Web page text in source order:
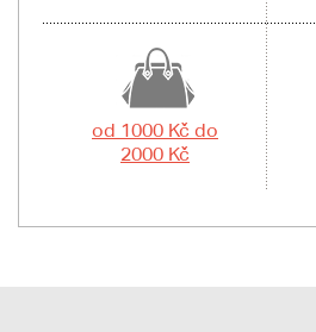
od 1000 Kč do
2000 Kč